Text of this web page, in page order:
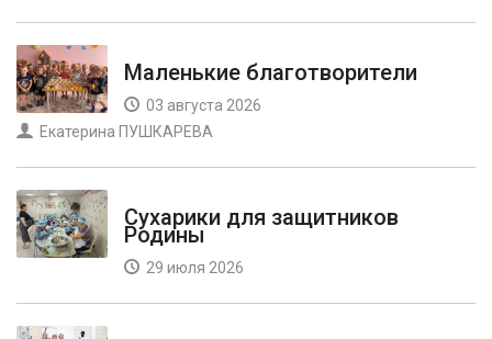
Маленькие благотворители
03 августа 2026
Екатерина ПУШКАРЕВА
Сухарики для защитников
Родины
29 июля 2026